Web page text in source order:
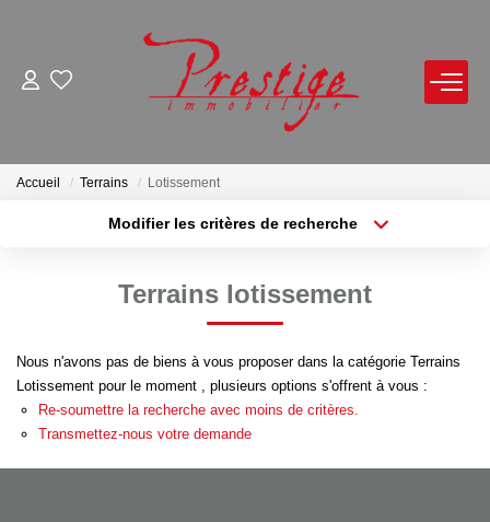
ACHETER
LOUER
Avis De Valeur Sur Rendez-Vous
Estimation En Ligne
Biens Vendus
NOTRE AGENCE
Accueil Terrains Lotissement
Modifier les critères de recherche
Plus de critères Créer une alerte
Terrains lotissement
Nous n'avons pas de biens à vous proposer dans la catégorie Terrains
Lotissement pour le moment , plusieurs options s'offrent à vous :
Re-soumettre la recherche avec moins de critères.
Transmettez-nous votre demande